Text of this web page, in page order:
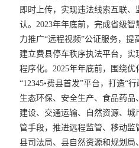
即时上传，实现违法线索互联、
认。2023年年底前，完成省级
力推广“远程视频”公证服务，
建立费县停车秩序执法平台，
程序化。2025年年底前，围绕
“12345•费县首发”平台，打造“
生态环保、安全生产、食品药
建设、交通运输、自然资源、
管手段，推进远程监管、移动监
县司法局、县自然资源和规划